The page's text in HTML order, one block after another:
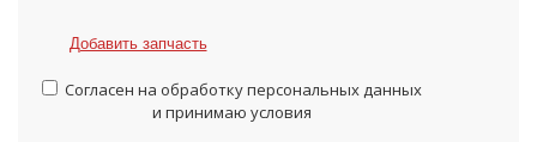
Добавить запчасть
Согласен на обработку персональных данных
и принимаю условия